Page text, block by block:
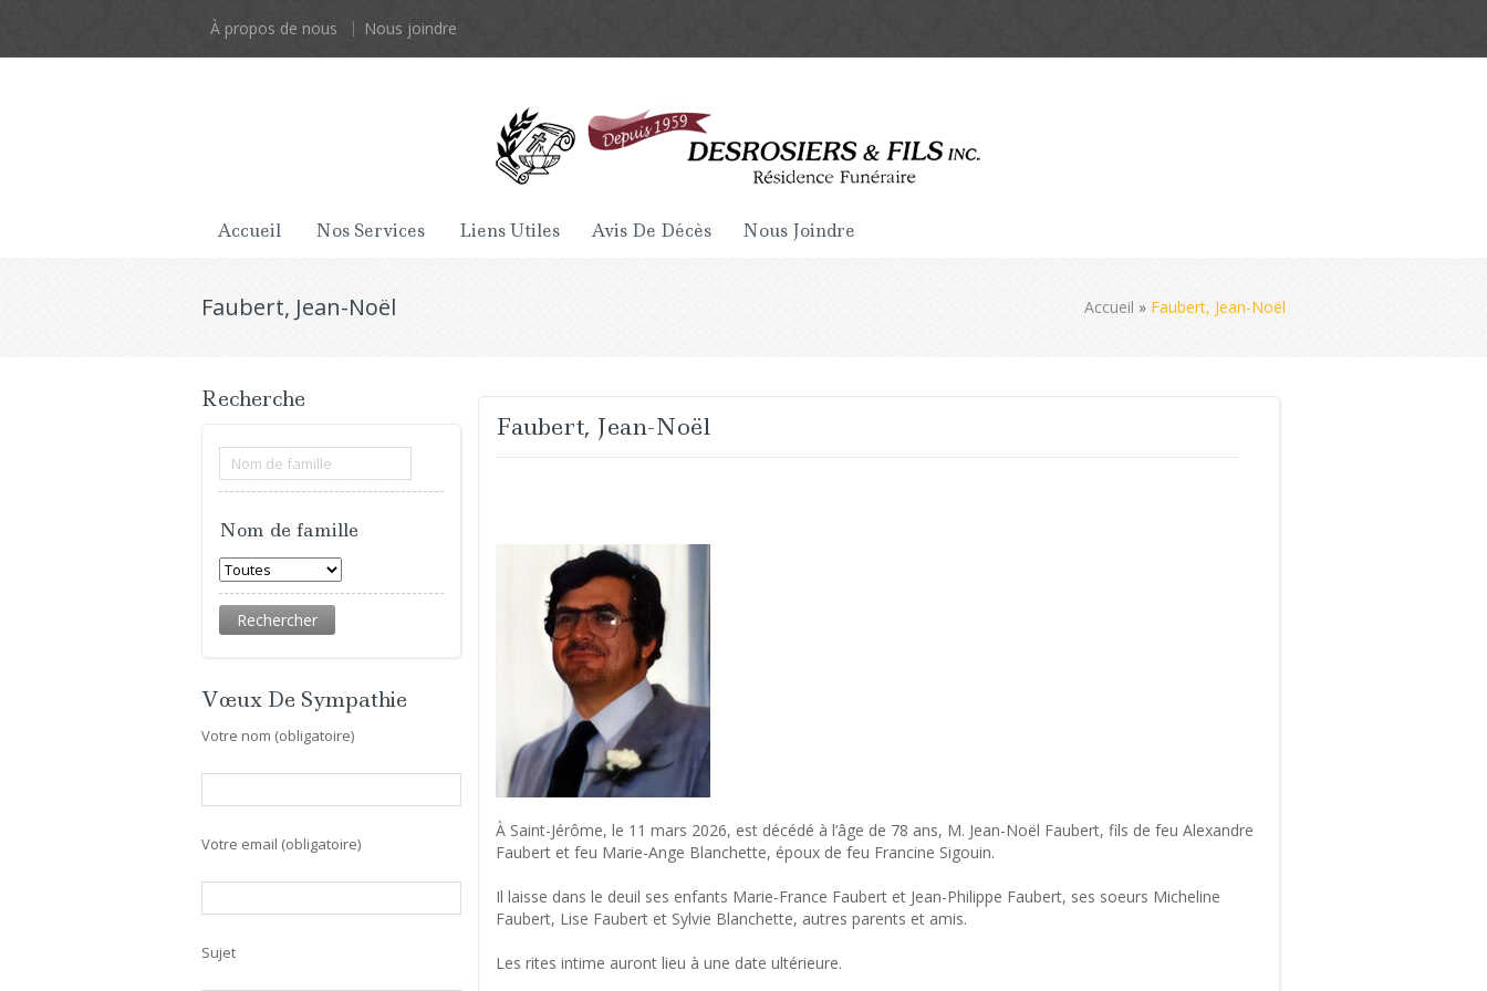
À propos de nous Nous joindre
Accueil Nos Services Liens Utiles Avis De Décès Nous Joindre
Faubert, Jean-Noël Accueil » Faubert, Jean-Noël
Faubert, Jean-Noël
À Saint-Jérôme, le 11 mars 2026, est décédé à l’âge de 78 ans, M. Jean-Noël Faubert, fils de feu Alexandre
Faubert et feu Marie-Ange Blanchette, époux de feu Francine Sigouin.
Il laisse dans le deuil ses enfants Marie-France Faubert et Jean-Philippe Faubert, ses soeurs Micheline
Faubert, Lise Faubert et Sylvie Blanchette, autres parents et amis.
Les rites intime auront lieu à une date ultérieure.
Recherche
Nom de famille
Vœux De Sympathie
Votre nom (obligatoire)
Votre email (obligatoire)
Sujet